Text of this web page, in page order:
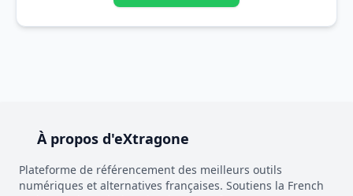
À propos d'eXtragone
Plateforme de référencement des meilleurs outils
numériques et alternatives françaises. Soutiens la French